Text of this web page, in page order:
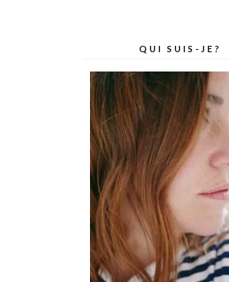
QUI SUIS-JE?